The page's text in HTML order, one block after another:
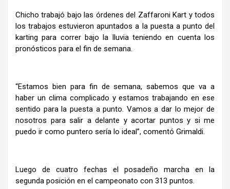
Chicho trabajó bajo las órdenes del Zaffaroni Kart y todos
los trabajos estuvieron apuntados a la puesta a punto del
karting para correr bajo la lluvia teniendo en cuenta los
pronósticos para el fin de semana.
“Estamos bien para fin de semana, sabemos que va a
haber un clima complicado y estamos trabajando en ese
sentido para la puesta a punto. Vamos a dar lo mejor de
nosotros para salir a delante y acortar puntos y si me
puedo ir como puntero sería lo ideal”, comentó Grimaldi.
Luego de cuatro fechas el posadeño marcha en la
segunda posición en el campeonato con 313 puntos.